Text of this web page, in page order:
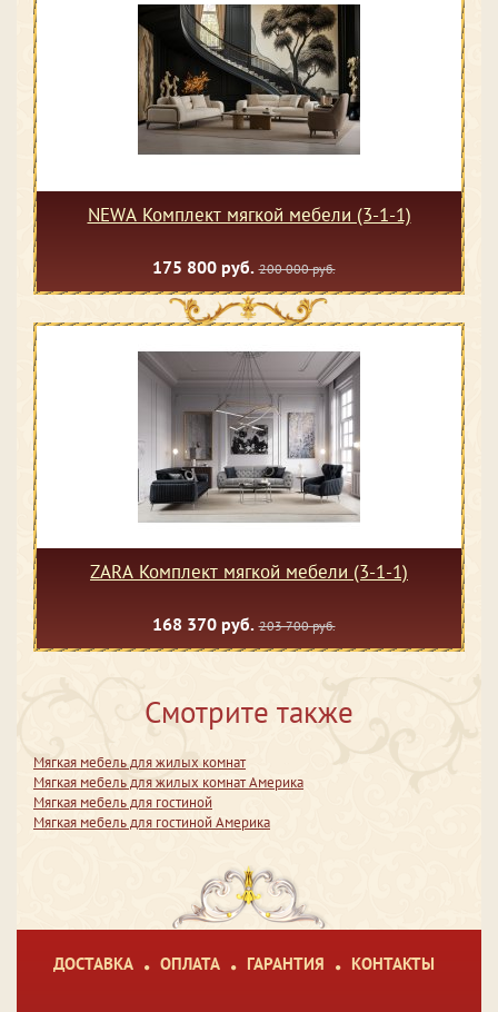
NEWA Комплект мягкой мебели (3-1-1)
175 800 руб. 200 000 руб.
ZARA Комплект мягкой мебели (3-1-1)
168 370 руб. 203 700 руб.
Смотрите также
Мягкая мебель для жилых комнат
Мягкая мебель для жилых комнат Америка
Мягкая мебель для гостиной
Мягкая мебель для гостиной Америка
ДОСТАВКА ОПЛАТА ГАРАНТИЯ КОНТАКТЫ